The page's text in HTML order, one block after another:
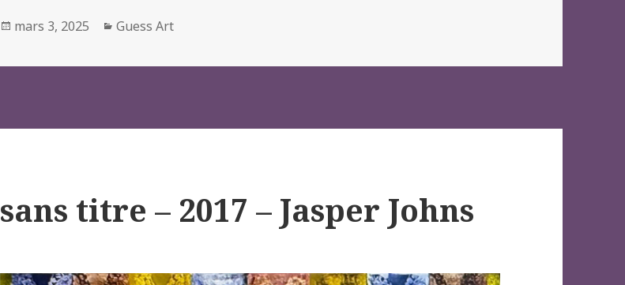
Posted
mars 3, 2025 Categories
Guess Art
sans titre – 2017 – Jasper Johns